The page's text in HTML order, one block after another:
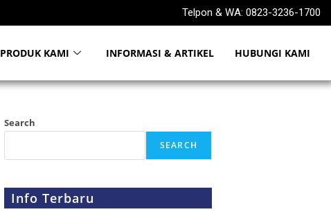
Telpon & WA: 0823-3236-1700
PRODUK KAMI INFORMASI & ARTIKEL HUBUNGI KAMI
Search
SEARCH
Info Terbaru